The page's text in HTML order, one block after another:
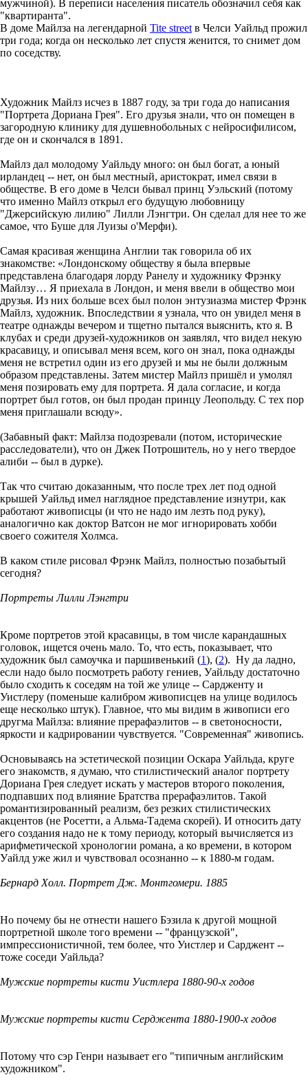
мужчиной). В переписи населения писатель обозначил себя как
"квартиранта".
В доме Майлза на легендарной Tite street в Челси Уайльд прожил
три года; когда он несколько лет спустя женится, то снимет дом
по соседству.
Художник Майлз исчез в 1887 году, за три года до написания
"Портрета Дориана Грея". Его друзья знали, что он помещен в
загородную клинику для душевнобольных с нейросифилисом,
где он и скончался в 1891.
Майлз дал молодому Уайльду много: он был богат, а юный
ирландец -- нет, он был местный, аристократ, имел связи в
обществе. В его доме в Челси бывал принц Уэльский (потому
что именно Майлз открыл его будущую любовницу
"Джерсийскую лилию" Лилли Лэнгтри. Он сделал для нее то же
самое, что Буше для Луизы о'Мерфи).
Самая красивая женщина Англии так говорила об их
знакомстве: «Лондонскому обществу я была впервые
представлена благодаря лорду Ранелу и художнику Фрэнку
Майлзу… Я приехала в Лондон, и меня ввели в общество мои
друзья. Из них больше всех был полон энтузиазма мистер Фрэнк
Майлз, художник. Впоследствии я узнала, что он увидел меня в
театре однажды вечером и тщетно пытался выяснить, кто я. В
клубах и среди друзей-художников он заявлял, что видел некую
красавицу, и описывал меня всем, кого он знал, пока однажды
меня не встретил один из его друзей и мы не были должным
образом представлены. Затем мистер Майлз пришёл и умолял
меня позировать ему для портрета. Я дала согласие, и когда
портрет был готов, он был продан принцу Леопольду. С тех пор
меня приглашали всюду».
(Забавный факт: Майлза подозревали (потом, исторические
расследователи), что он Джек Потрошитель, но у него твердое
алиби -- был в дурке).
Так что считаю доказанным, что после трех лет под одной
крышей Уайльд имел наглядное представление изнутри, как
работают живописцы (и что не надо им лезть под руку),
аналогично как доктор Ватсон не мог игнорировать хобби
своего сожителя Холмса.
В каком стиле рисовал Фрэнк Майлз, полностью позабытый
сегодня?
Портреты Лилли Лэнгтри
Кроме портретов этой красавицы, в том числе карандашных
головок, ищется очень мало. То, что есть, показывает, что
художник был самоучка и паршивенький (1), (2). Ну да ладно,
если надо было посмотреть работу гениев, Уайльду достаточно
было сходить к соседям на той же улице -- Сардженту и
Уистлеру (поменьше калибром живописцев на улице водилось
еще несколько штук). Главное, что мы видим в живописи его
другма Майлза: влияние прерафаэлитов -- в светоносности,
яркости и кадрировании чувствуется. "Современная" живопись.
Основываясь на эстетической позиции Оскара Уайльда, круге
его знакомств, я думаю, что стилистический аналог портрету
Дориана Грея следует искать у мастеров второго поколения,
подпавших под влияние Братства прерафаэлитов. Такой
романтизированный реализм, без резких стилистических
акцентов (не Росетти, а Альма-Тадема скорей). И относить дату
его создания надо не к тому периоду, который вычисляется из
арифметической хронологии романа, а ко времени, в котором
Уайлд уже жил и чувствовал осознанно -- к 1880-м годам.
Бернард Холл. Портрет Дж. Монтгомери. 1885
Но почему бы не отнести нашего Бэзила к другой мощной
портретной школе того времени -- "французской",
импрессионистичной, тем более, что Уистлер и Сарджент --
тоже соседи Уайльда?
Мужские портреты кисти Уистлера 1880-90-х годов
Мужские портреты кисти Серджента 1880-1900-х годов
Потому что сэр Генри называет его "типичным английским
художником".